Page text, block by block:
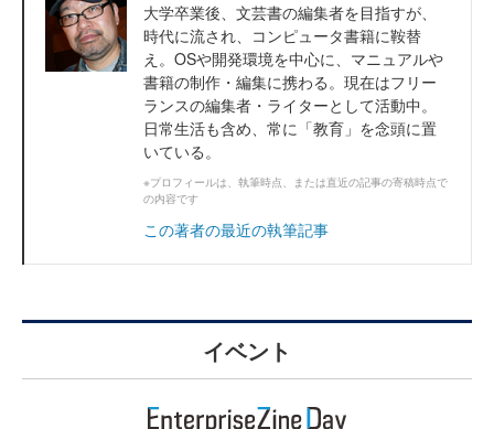
大学卒業後、文芸書の編集者を目指すが、
時代に流され、コンピュータ書籍に鞍替
え。OSや開発環境を中心に、マニュアルや
書籍の制作・編集に携わる。現在はフリー
ランスの編集者・ライターとして活動中。
日常生活も含め、常に「教育」を念頭に置
いている。
※プロフィールは、執筆時点、または直近の記事の寄稿時点で
の内容です
この著者の最近の執筆記事
イベント